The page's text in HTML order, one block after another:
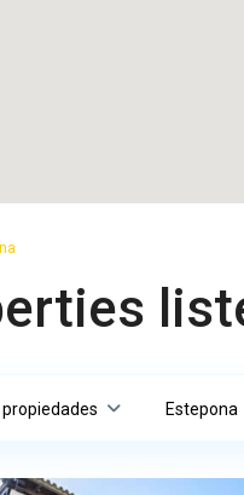
Estepona